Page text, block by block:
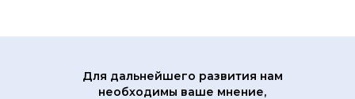
Для дальнейшего развития нам
необходимы ваше мнение,